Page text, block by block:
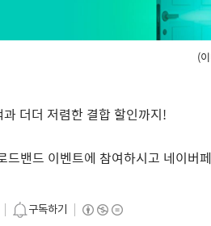
(
더더 저렴한 결합 할인까지!
드밴드 이벤트에 참여하시고 네이버
구독하기